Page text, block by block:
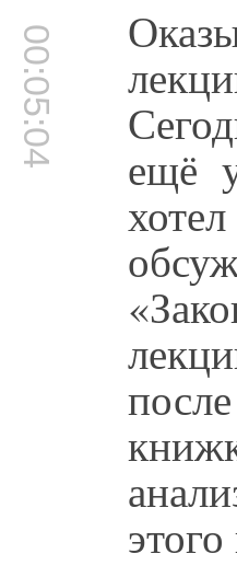
00:05:04 ещё